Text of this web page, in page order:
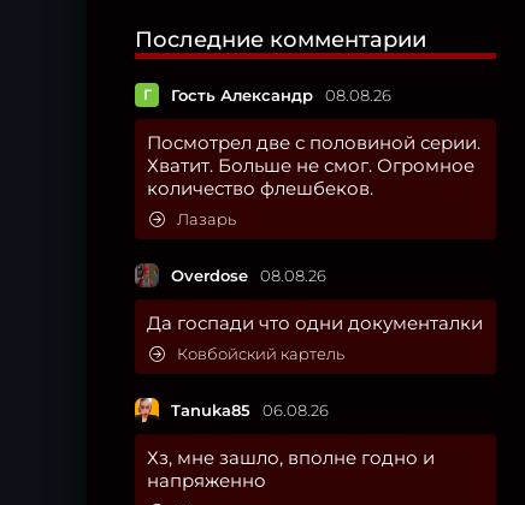
Последние комментарии
Г Гость Александр 08.08.26
Посмотрел две с половиной серии.
Хватит. Больше не смог. Огромное
количество флешбеков.
Лазарь
Overdose 08.08.26
Да госпади что одни документалки
Ковбойский картель
Tanuka85 06.08.26
Хз, мне зашло, вполне годно и
напряженно